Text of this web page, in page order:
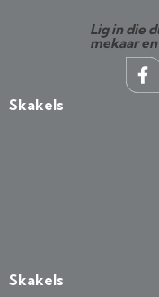
Lig in die
mekaar
Skakels
Skakels